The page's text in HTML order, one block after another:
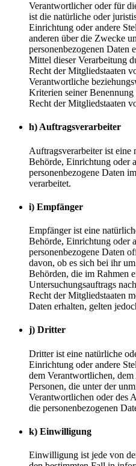
Verantwortlicher oder für
ist die natürliche oder
Einrichtung oder andere
anderen über die Zwecke
personenbezogenen Daten
Mittel dieser Verarbeitung
Recht der Mitgliedstaaten
Verantwortliche
Kriterien seiner
Recht der Mitgliedstaaten
h) Auftragsverarbeiter
Auftragsverarbeiter ist eine
Behörde, Einrichtung oder
personenbezogene Daten
verarbeitet.
i) Empfänger
Empfänger ist eine
Behörde, Einrichtung oder
personenbezogene Daten
davon, ob es sich bei ihr
Behörden, die im Rahmen
Untersuchungsauftrags
Recht der Mitgliedstaaten
Daten erhalten, gelten
j) Dritter
Dritter ist eine natürliche
Einrichtung oder andere
dem Verantwortlichen,
Personen, die unter der
Verantwortlichen oder des
die personenbezogenen
k) Einwilligung
Einwilligung ist jede von